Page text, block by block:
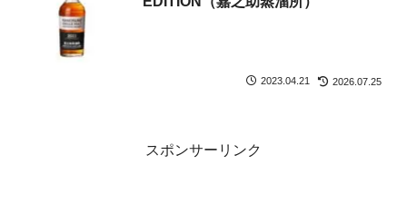
2023.04.21 2026.07.25
スポンサーリンク